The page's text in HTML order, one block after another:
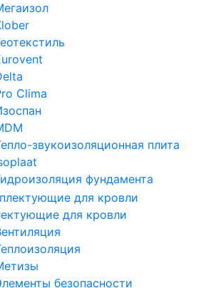
Clima
звукоизоляционная плита
фундамента
для кровли
безопасности